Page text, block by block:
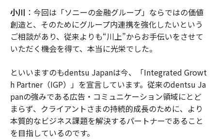
小川 ：今回は「ソニーの金融グループ」ならではの価値
創造と、そのためにグループ内連携を強化したいという
ご相談があり、従来よりも“川上”からお手伝いをさせて
いただく機会を得て、本当に光栄でした。
といいますのもdentsu Japanは今、「Integrated Growt
h Partner（IGP）」を宣言しています。従来のdentsu Ja
panの強みである広告・コミュニケーション領域にとど
まらず、クライアントさまの持続的成長のために、より
本質的なビジネス課題を解決するパートナーであること
を目指しているのです。